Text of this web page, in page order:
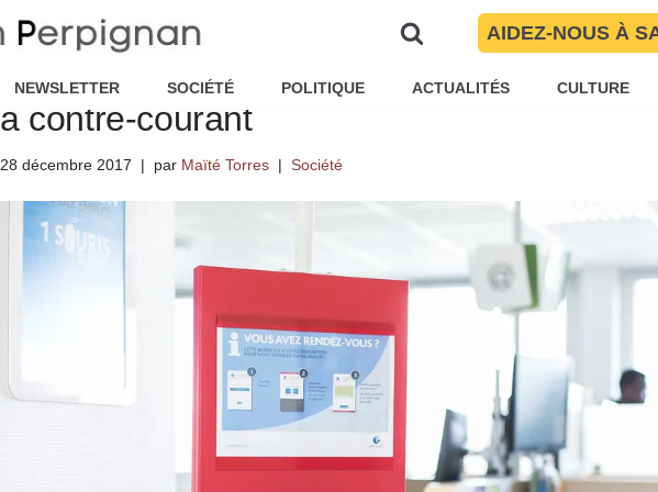
AIDEZ-NOUS À
NEWSLETTER SOCIÉTÉ POLITIQUE ACTUALITÉS CULTURE
Chômage Novembre 2017 – Les
à contre-courant
28 décembre 2017 par Maïté Torres Société